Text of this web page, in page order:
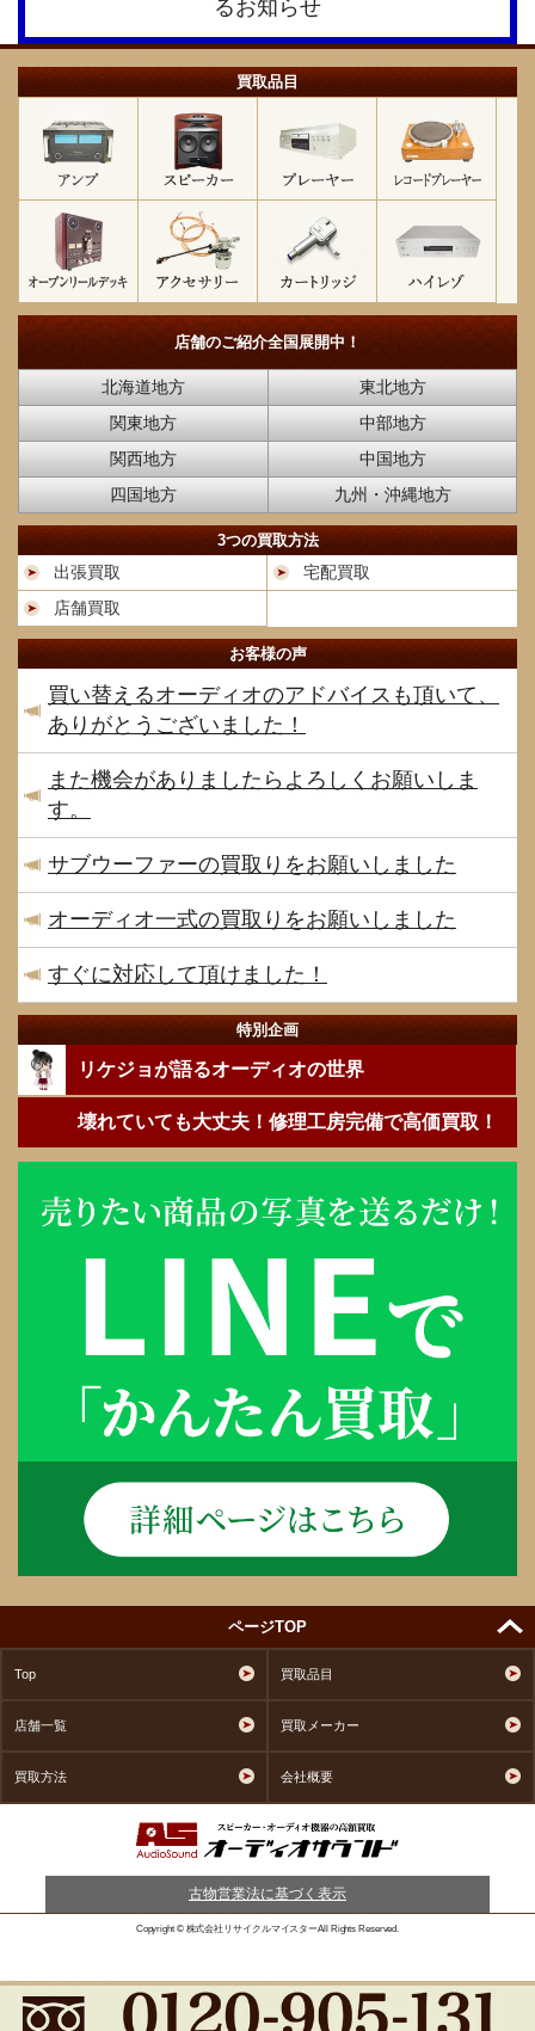
買取品目
店舗のご紹介全国展開中！
北海道地方
東北地方
関東地方
中部地方
関西地方
中国地方
四国地方
九州・沖縄地方
3つの買取方法
出張買取
宅配買取
店舗買取
お客様の声
買い替えるオーディオのアドバイスも頂いて、
ありがとうございました！
また機会がありましたらよろしくお願いしま
す。
サブウーファーの買取りをお願いしました
オーディオ一式の買取りをお願いしました
すぐに対応して頂けました！
特別企画
リケジョが語るオーディオの世界
壊れていても大丈夫！修理工房完備で高価買取！
ページTOP
Top 買取品目
店舗一覧 買取メーカー
買取方法 会社概要
古物営業法に基づく表示
Copyright © 株式会社リサイクルマイスターAll Rights Reserved.